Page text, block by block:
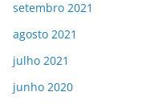
setembro 2021
agosto 2021
julho 2021
junho 2020